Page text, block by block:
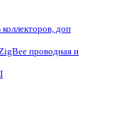
доп
проводная и